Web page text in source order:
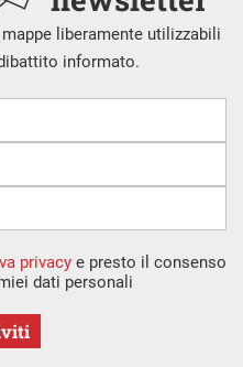
liberamente utilizzabili
informato.
privacy e presto il consenso
dati personali